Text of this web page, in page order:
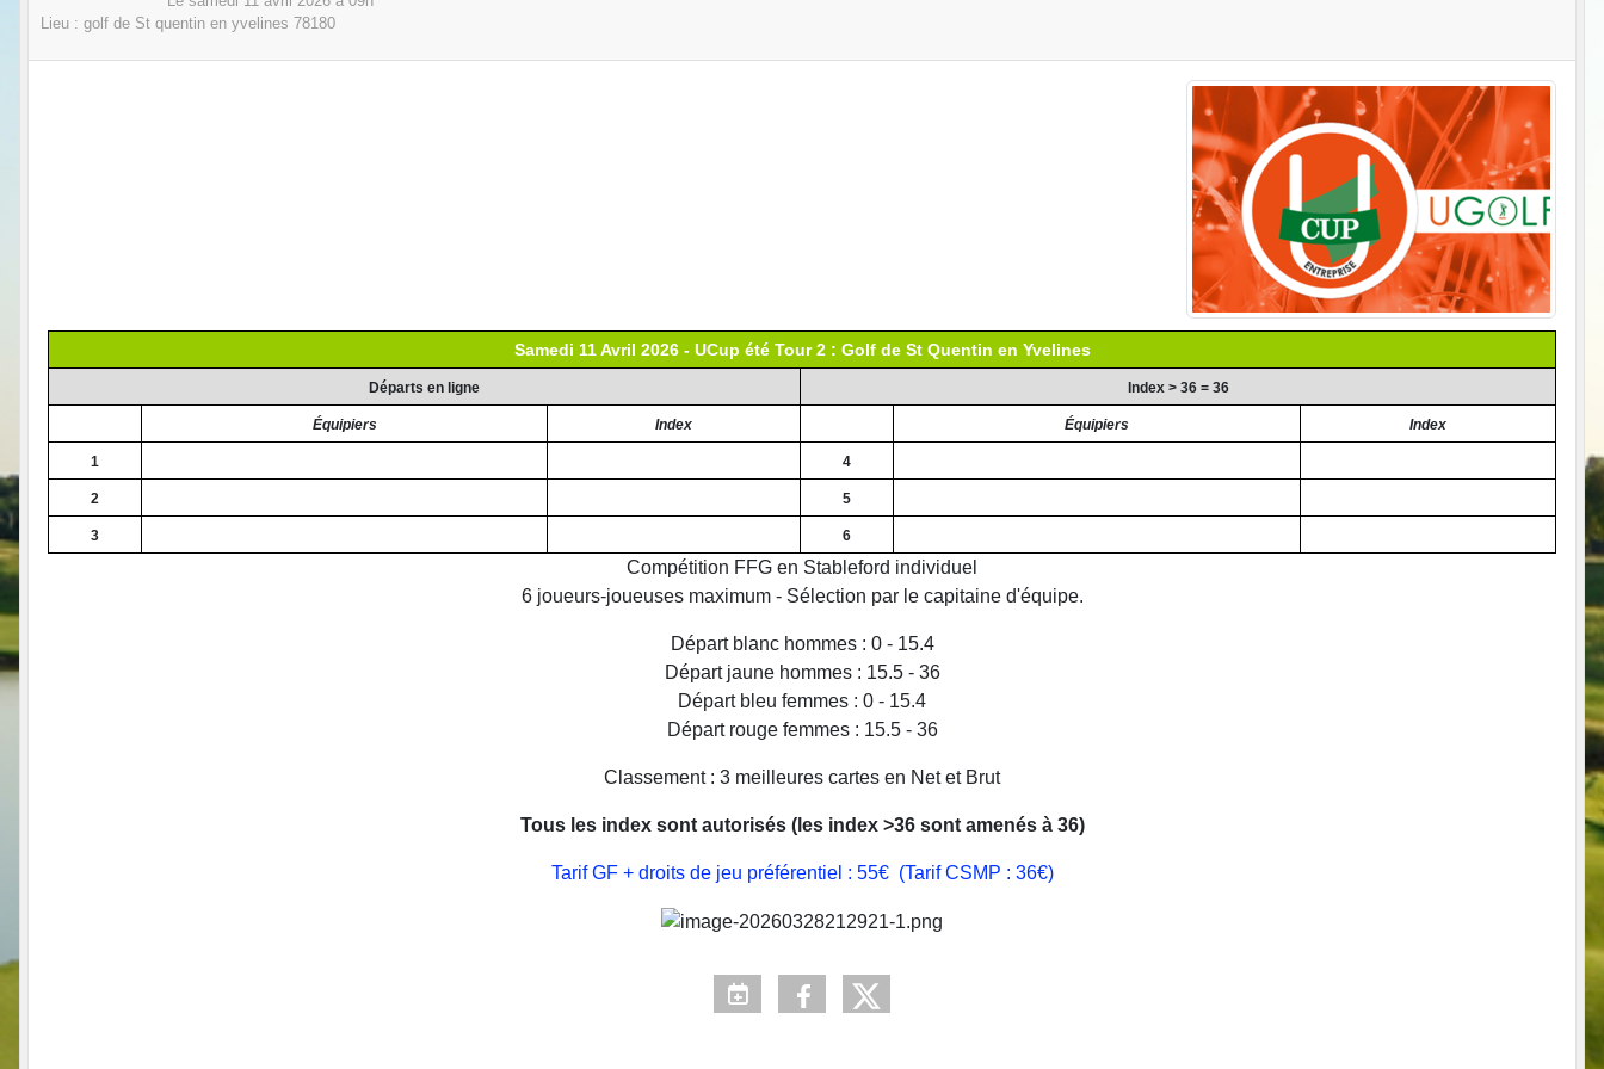
Lieu : golf de St quentin en yvelines 78180
Samedi 11 Avril 2026 - UCup été Tour 2 : Golf de St Quentin en Yvelines
Départs en ligne Index > 36 = 36
Équipiers Index Équipiers Index
1 4
2 5
3 6
Compétition FFG en Stableford individuel
6 joueurs-joueuses maximum - Sélection par le capitaine d'équipe.
Départ blanc hommes : 0 - 15.4
Départ jaune hommes : 15.5 - 36
Départ bleu femmes : 0 - 15.4
Départ rouge femmes : 15.5 - 36
Classement : 3 meilleures cartes en Net et Brut
Tous les index sont autorisés (les index >36 sont amenés à 36)
Tarif GF + droits de jeu préférentiel : 55€ (Tarif CSMP : 36€)